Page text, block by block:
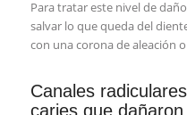
Para tratar este nivel de
salvar lo que queda del
con una corona de aleación
Canales
caries que